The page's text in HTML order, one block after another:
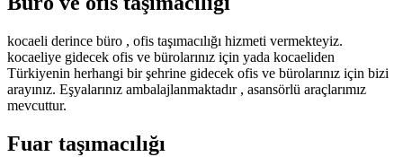
kocaeli derince büro , ofis taşımacılığı hizmeti vermekteyiz.
kocaeliye gidecek ofis ve bürolarınız için yada kocaeliden
Türkiyenin herhangi bir şehrine gidecek ofis ve bürolarınız için bizi
arayınız. Eşyalarınız ambalajlanmaktadır , asansörlü araçlarımız
mevcuttur.
Fuar taşımacılığı